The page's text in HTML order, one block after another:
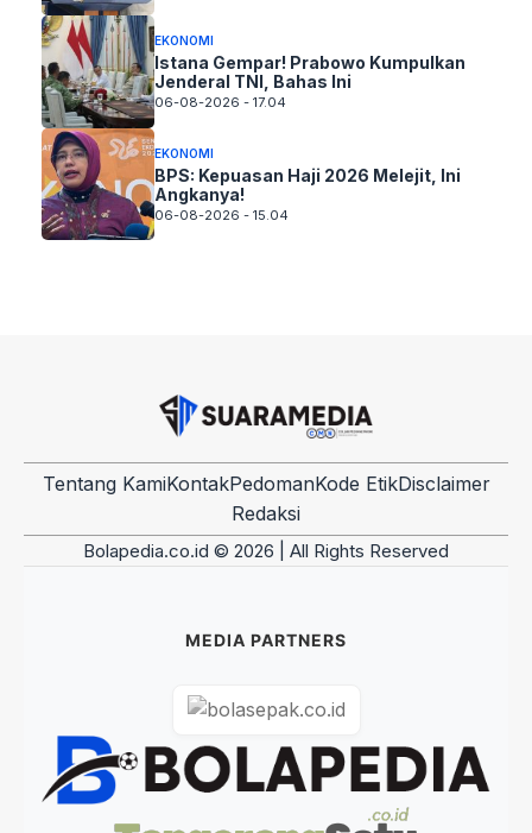
EKONOMI
Istana Gempar! Prabowo Kumpulkan
Jenderal TNI, Bahas Ini
06-08-2026 - 17.04
EKONOMI
BPS: Kepuasan Haji 2026 Melejit, Ini
Angkanya!
06-08-2026 - 15.04
Tentang KamiKontakPedomanKode EtikDisclaimer
Redaksi
Bolapedia.co.id © 2026 | All Rights Reserved
MEDIA PARTNERS